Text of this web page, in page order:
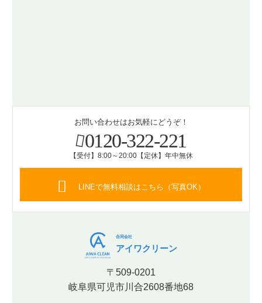
お問い合わせはお気軽にどうぞ！
0120-322-221
【受付】8:00～20:00【定休】年中無休
LINEで無料相談はこちら（写真OK）
合同会社
アイワクリーン
〒509-0201
岐阜県可児市川合2608番地68